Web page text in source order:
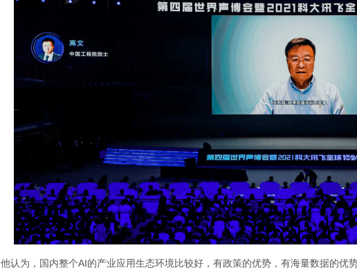
他认为，国内整个AI的产业应用生态环境比较好，有政策的优势，有海量数据的优